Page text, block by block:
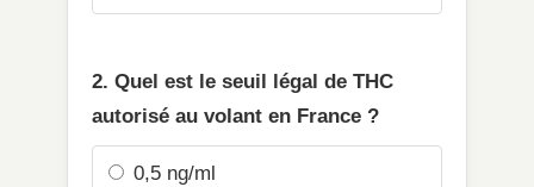
2. Quel est le seuil légal de THC
autorisé au volant en France ?
0,5 ng/ml